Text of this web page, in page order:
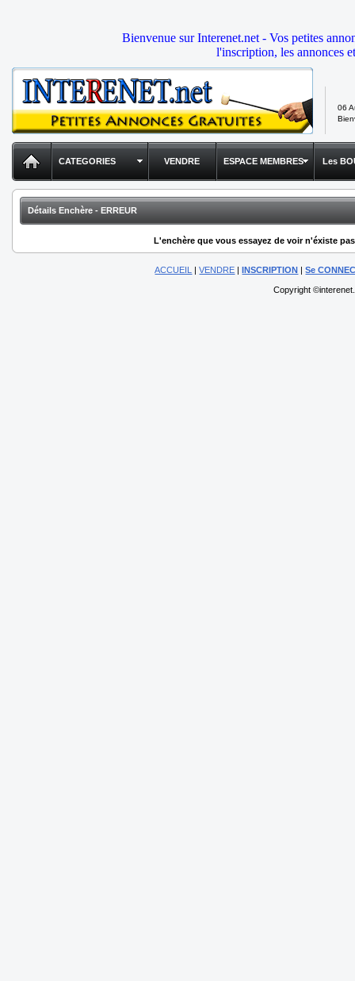
Bienvenue sur Interenet.net - Vos petites
l'inscription, les annonces
06
CATEGORIES VENDRE ESPACE MEMBRES Les
Détails Enchère - ERREUR
L'enchère que vous essayez de voir n'éxiste
ACCUEIL |VENDRE |INSCRIPTION |Se
Copyright